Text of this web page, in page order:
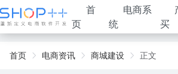
首
页
电商系
统
买
首页 电商资讯 商城建设 正文